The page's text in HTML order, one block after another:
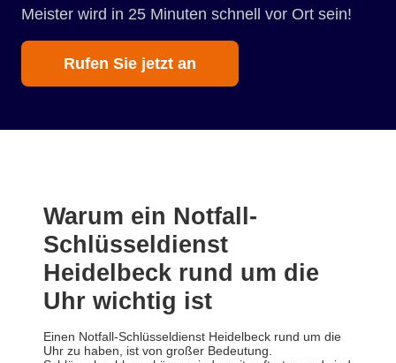
Meister wird in 25 Minuten schnell vor Ort sein!
Rufen Sie jetzt an
Warum ein Notfall-
Schlüsseldienst
Heidelbeck rund um die
Uhr wichtig ist
Einen Notfall-Schlüsseldienst Heidelbeck rund um die
Uhr zu haben, ist von großer Bedeutung.